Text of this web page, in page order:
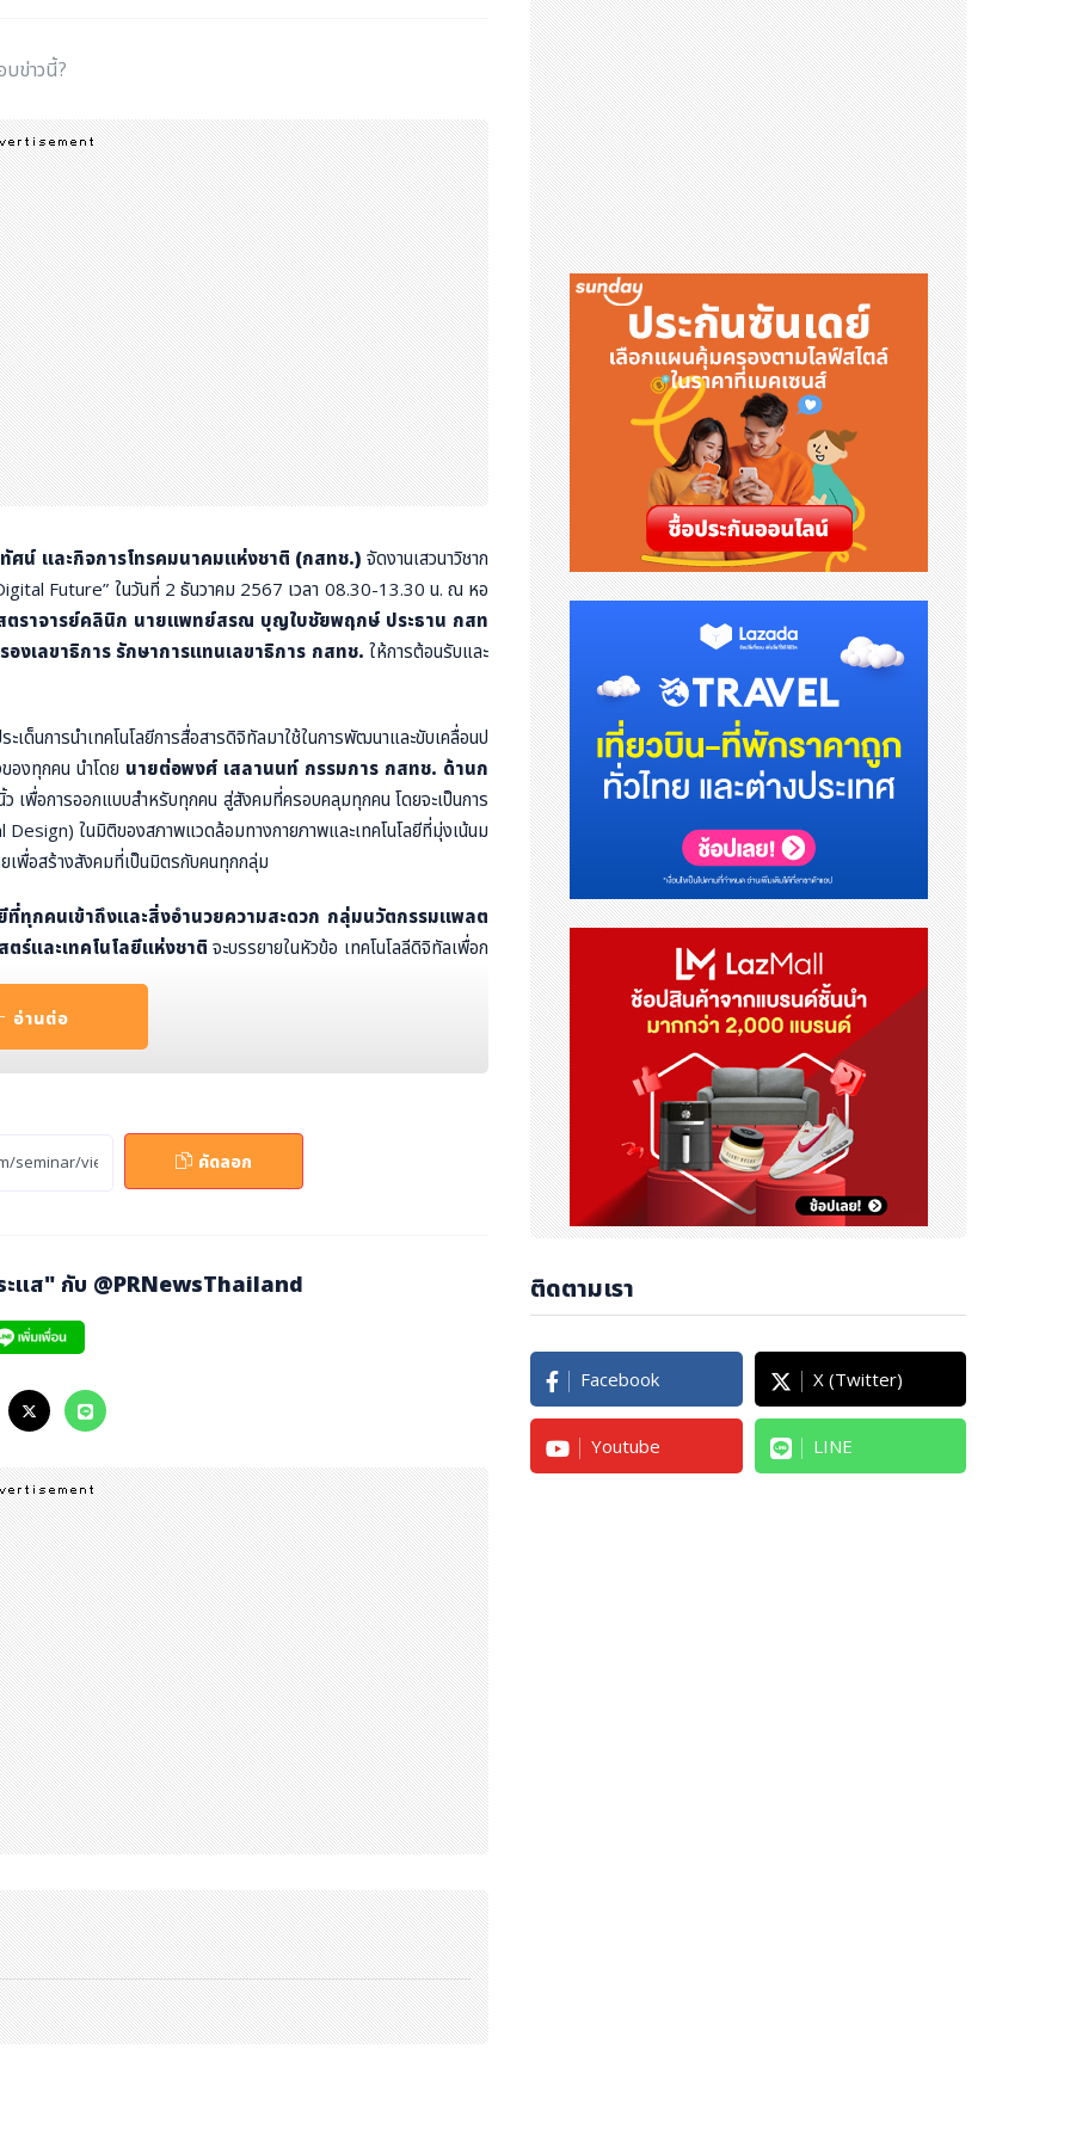
บข่าวนี้?
ศน์ และกิจการโทรคมนาคมแห่งชาติ (กสทช.) จัดงานเสวนาวิชาก
Future” ในวันที่ 2 ธันวาคม 2567 เวลา 08.30-13.30 น. ณ หอ
ตราจารย์คลินิก นายแพทย์สรณ บุญใบชัยพฤกษ์ ประธาน กสท
องเลขาธิการ รักษาการแทนเลขาธิการ กสทช. ให้การต้อนรับและ
นการนำเทคโนโลยีการสื่อสารดิจิทัลมาใช้ในการพัฒนาและขับเคลื่อนป
องทุกคน นำโดย นายต่อพงศ์ เสลานนท์ กรรมการ กสทช. ด้านก
เพื่อการออกแบบสำหรับทุกคน สู่สังคมที่ครอบคลุมทุกคน โดยจะเป็นการ
ในมิติของสภาพแวดล้อมทางกายภาพและเทคโนโลยีที่มุ่งเน้นม
เพื่อสร้างสังคมที่เป็นมิตรกับคนทุกกลุ่ม
ทุกคนเข้าถึงและสิ่งอำนวยความสะดวก กลุ่มนวัตกรรมแพลต
และเทคโนโลยีแห่งชาติ จะบรรยายในหัวข้อ เทคโนโลลีดิจิทัลเพื่อก
ำเสนอนวัตกรรมและเทคโนโลยีดิจิทัลที่ช่วยให้ผู้พิการและผู้สูงอายุสามา
ได้ทางเว็บไซต์และช่องทางสื่อสังคมออนไลน์ของสำนักงาน กสทช. ได้ตั้
อ่านต่อ
คัดลอก
ะแส" กับ @PRNewsThailand ติดตามเรา
Facebook X (Twitter)
Youtube LINE